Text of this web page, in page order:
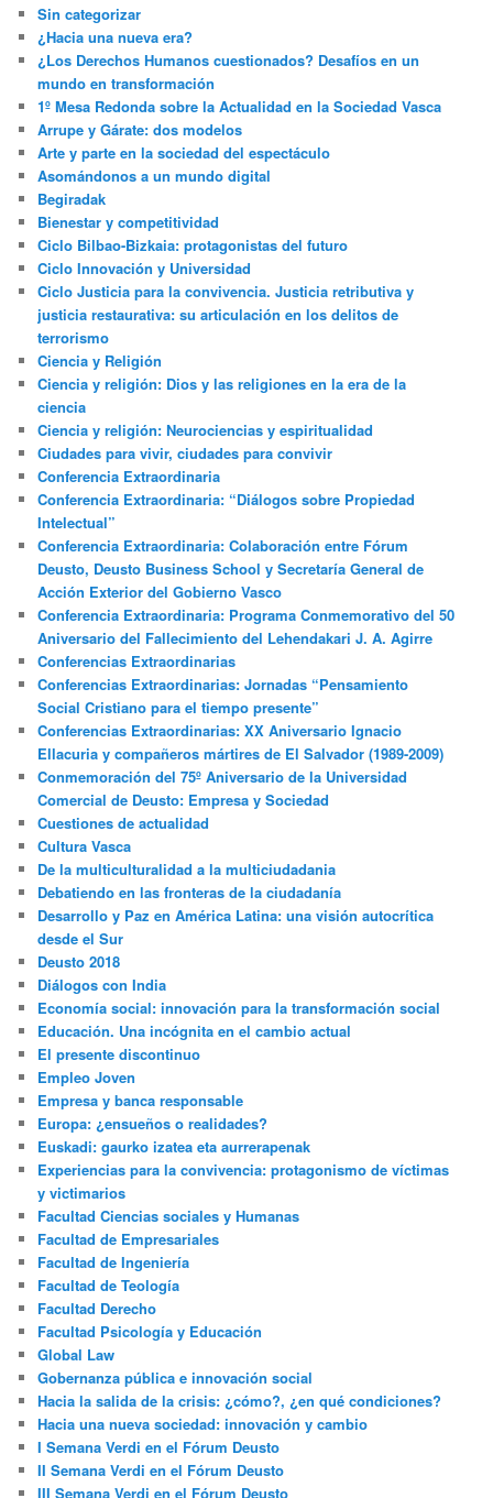
Sin categorizar
¿Hacia una nueva era?
¿Los Derechos Humanos cuestionados? Desafíos en un
mundo en transformación
1º Mesa Redonda sobre la Actualidad en la Sociedad Vasca
Arrupe y Gárate: dos modelos
Arte y parte en la sociedad del espectáculo
Asomándonos a un mundo digital
Begiradak
Bienestar y competitividad
Ciclo Bilbao-Bizkaia: protagonistas del futuro
Ciclo Innovación y Universidad
Ciclo Justicia para la convivencia. Justicia retributiva y
justicia restaurativa: su articulación en los delitos de
terrorismo
Ciencia y Religión
Ciencia y religión: Dios y las religiones en la era de la
ciencia
Ciencia y religión: Neurociencias y espiritualidad
Ciudades para vivir, ciudades para convivir
Conferencia Extraordinaria
Conferencia Extraordinaria: “Diálogos sobre Propiedad
Intelectual”
Conferencia Extraordinaria: Colaboración entre Fórum
Deusto, Deusto Business School y Secretaría General de
Acción Exterior del Gobierno Vasco
Conferencia Extraordinaria: Programa Conmemorativo del 50
Aniversario del Fallecimiento del Lehendakari J. A. Agirre
Conferencias Extraordinarias
Conferencias Extraordinarias: Jornadas “Pensamiento
Social Cristiano para el tiempo presente”
Conferencias Extraordinarias: XX Aniversario Ignacio
Ellacuria y compañeros mártires de El Salvador (1989-2009)
Conmemoración del 75º Aniversario de la Universidad
Comercial de Deusto: Empresa y Sociedad
Cuestiones de actualidad
Cultura Vasca
De la multiculturalidad a la multiciudadania
Debatiendo en las fronteras de la ciudadanía
Desarrollo y Paz en América Latina: una visión autocrítica
desde el Sur
Deusto 2018
Diálogos con India
Economía social: innovación para la transformación social
Educación. Una incógnita en el cambio actual
El presente discontinuo
Empleo Joven
Empresa y banca responsable
Europa: ¿ensueños o realidades?
Euskadi: gaurko izatea eta aurrerapenak
Experiencias para la convivencia: protagonismo de víctimas
y victimarios
Facultad Ciencias sociales y Humanas
Facultad de Empresariales
Facultad de Ingeniería
Facultad de Teología
Facultad Derecho
Facultad Psicología y Educación
Global Law
Gobernanza pública e innovación social
Hacia la salida de la crisis: ¿cómo?, ¿en qué condiciones?
Hacia una nueva sociedad: innovación y cambio
I Semana Verdi en el Fórum Deusto
II Semana Verdi en el Fórum Deusto
III Semana Verdi en el Fórum Deusto